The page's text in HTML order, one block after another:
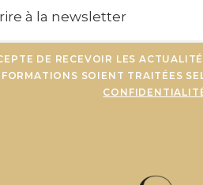
DE RECEVOIR LES
SOIENT TRAITÉES